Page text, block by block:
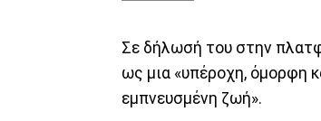
Σε δήλωσή του στην
ως μια «υπέροχη, όμορφη
εμπνευσμένη ζωή».